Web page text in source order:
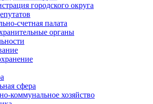
городcкого округа
счетная палата
органы
сфера
коммунальное хозяйство